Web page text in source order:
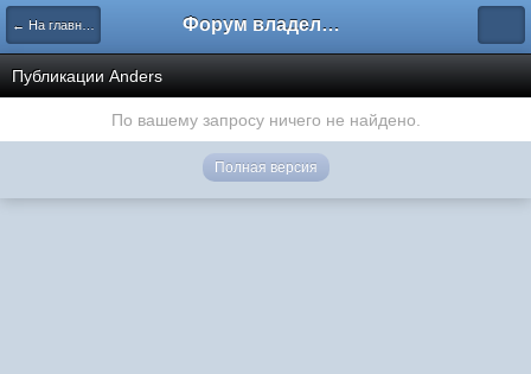
← На главную Форум владельцев интернет-магазинов
Публикации Anders
По вашему запросу ничего не найдено.
Полная версия